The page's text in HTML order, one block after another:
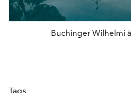
Buchinger Wilhelmi
Tags